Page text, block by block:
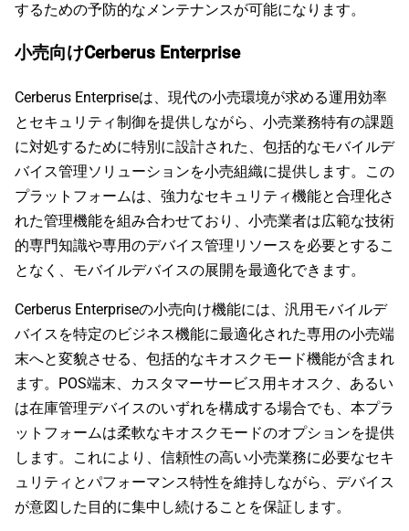
するための予防的なメンテナンスが可能になります。
小売向けCerberus Enterprise
Cerberus Enterpriseは、現代の小売環境が求める運用効率
とセキュリティ制御を提供しながら、小売業務特有の課題
に対処するために特別に設計された、包括的なモバイルデ
バイス管理ソリューションを小売組織に提供します。この
プラットフォームは、強力なセキュリティ機能と合理化さ
れた管理機能を組み合わせており、小売業者は広範な技術
的専門知識や専用のデバイス管理リソースを必要とするこ
となく、モバイルデバイスの展開を最適化できます。
Cerberus Enterpriseの小売向け機能には、汎用モバイルデ
バイスを特定のビジネス機能に最適化された専用の小売端
末へと変貌させる、包括的なキオスクモード機能が含まれ
ます。POS端末、カスタマーサービス用キオスク、あるい
は在庫管理デバイスのいずれを構成する場合でも、本プラ
ットフォームは柔軟なキオスクモードのオプションを提供
します。これにより、信頼性の高い小売業務に必要なセキ
ュリティとパフォーマンス特性を維持しながら、デバイス
が意図した目的に集中し続けることを保証します。